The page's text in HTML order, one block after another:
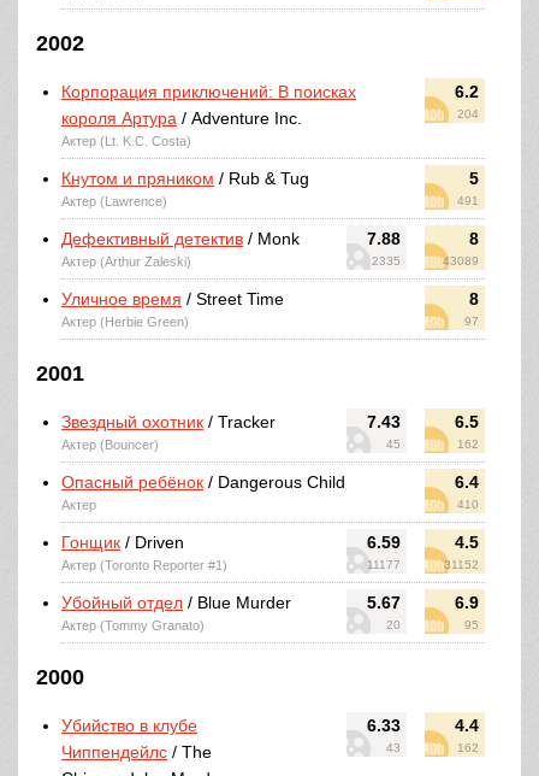
2002
6.2
204
Корпорация приключений: В поисках
короля Артура / Adventure Inc.
Актер (Lt. K.C. Costa)
5
491
Кнутом и пряником / Rub & Tug
Актер (Lawrence)
7.88
2335
8
43089
Дефективный детектив / Monk
Актер (Arthur Zaleski)
8
97
Уличное время / Street Time
Актер (Herbie Green)
2001
7.43
45
6.5
162
Звездный охотник / Tracker
Актер (Bouncer)
6.4
410
Опасный ребёнок / Dangerous Child
Актер
6.59
11177
4.5
31152
Гонщик / Driven
Актер (Toronto Reporter #1)
5.67
20
6.9
95
Убойный отдел / Blue Murder
Актер (Tommy Granato)
2000
6.33
43
4.4
162
Убийство в клубе
Чиппендейлс / The